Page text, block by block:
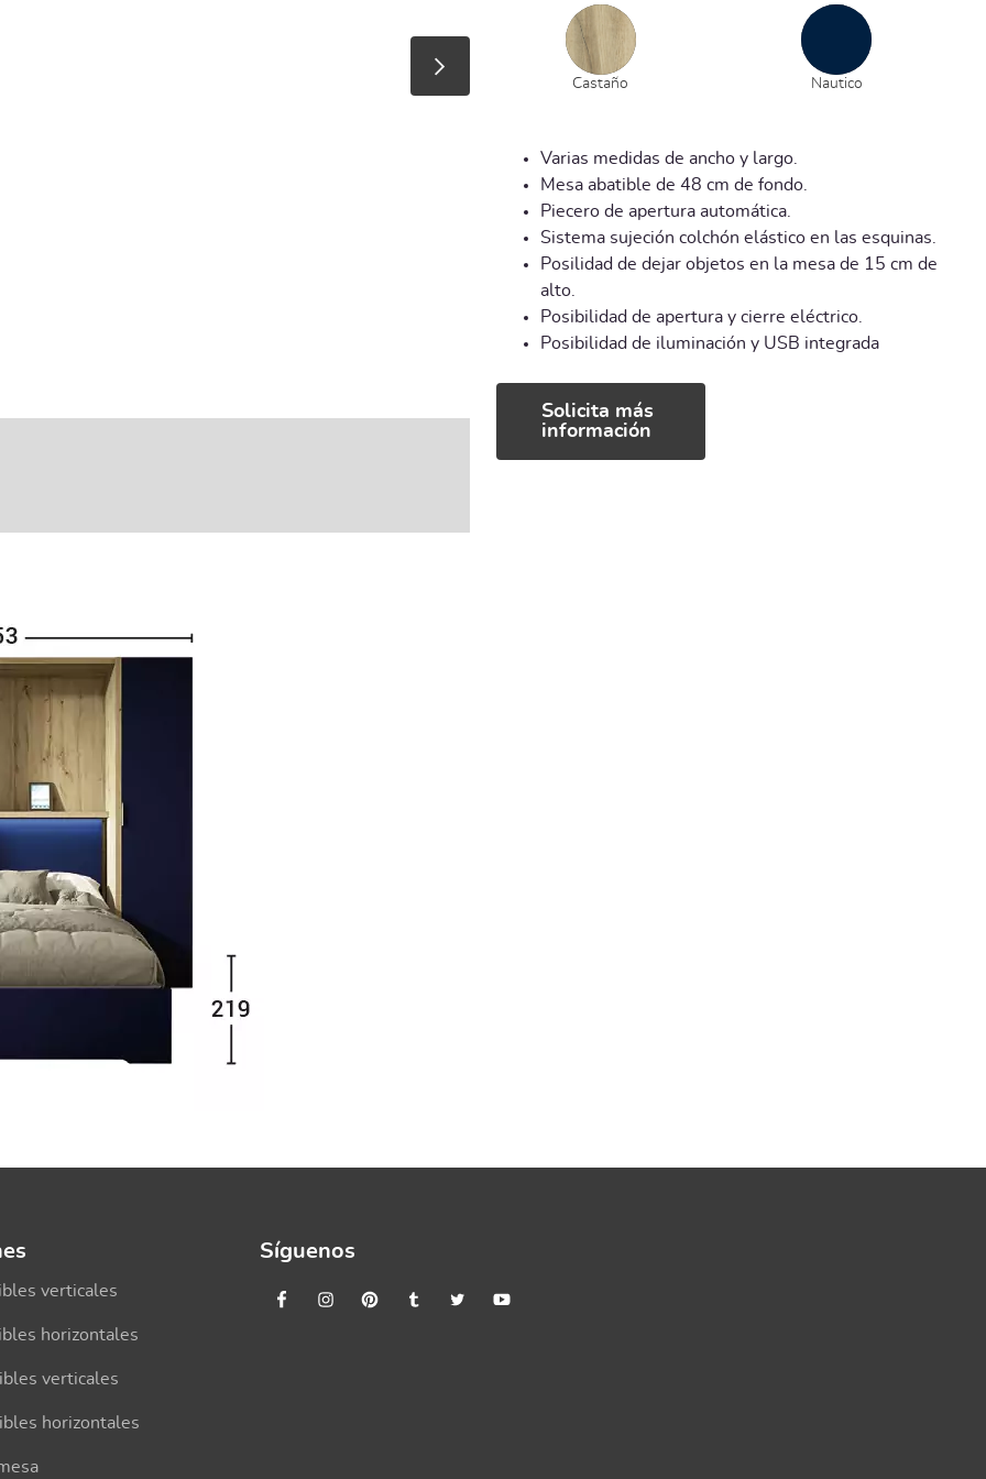
Castaño Nautico
Varias medidas de ancho y largo.
Mesa abatible de 48 cm de fondo.
Piecero de apertura automática.
Sistema sujeción colchón elástico en las esquinas.
Posilidad de dejar objetos en la mesa de 15 cm de
alto.
Posibilidad de apertura y cierre eléctrico.
Posibilidad de iluminación y USB integrada
Solicita más
información
verticales
horizontales
verticales
horizontales
Síguenos